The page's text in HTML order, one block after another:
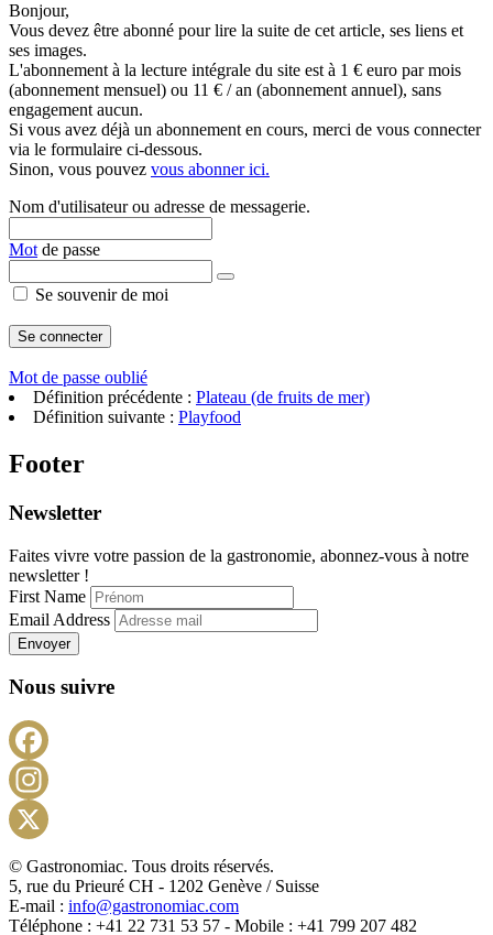
Bonjour,
Vous devez être abonné pour lire la suite de cet article, ses liens et
ses images.
L'abonnement à la lecture intégrale du site est à 1 € euro par mois
(abonnement mensuel) ou 11 € / an (abonnement annuel), sans
engagement aucun.
Si vous avez déjà un abonnement en cours, merci de vous connecter
via le formulaire ci-dessous.
Sinon, vous pouvez vous abonner ici.
Nom d'utilisateur ou adresse de messagerie.
Mot de passe
Se souvenir de moi
Mot de passe oublié
Définition précédente : Plateau (de fruits de mer)
Définition suivante : Playfood
Footer
Newsletter
Faites vivre votre passion de la gastronomie, abonnez-vous à notre
newsletter !
First Name
Email Address
Envoyer
Nous suivre
X
© Gastronomiac. Tous droits réservés.
5, rue du Prieuré CH - 1202 Genève / Suisse
E-mail : info@gastronomiac.com
Téléphone : +41 22 731 53 57 - Mobile : +41 799 207 482